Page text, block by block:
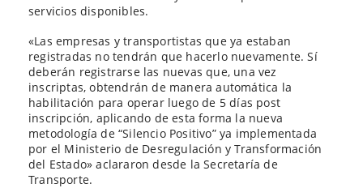
servicios disponibles.
«Las empresas y transportistas que ya estaban
registradas no tendrán que hacerlo nuevamente. Sí
deberán registrarse las nuevas que, una vez
inscriptas, obtendrán de manera automática la
habilitación para operar luego de 5 días post
inscripción, aplicando de esta forma la nueva
metodología de “Silencio Positivo” ya implementada
por el Ministerio de Desregulación y Transformación
del Estado» aclararon desde la Secretaría de
Transporte.